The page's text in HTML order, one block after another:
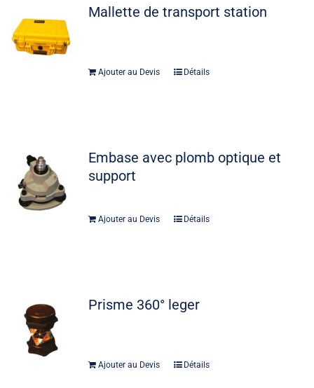
Mallette de transport station
Ajouter au Devis Détails
Embase avec plomb optique et
support
Ajouter au Devis Détails
Prisme 360° leger
Ajouter au Devis Détails